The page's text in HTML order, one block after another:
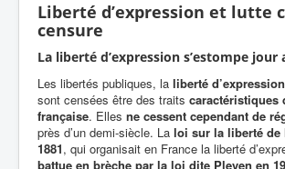
MÉDIAS
ENGLISH / OTHER
Liberté d’expression et lutte
censure
La liberté d’expression s’estompe jour
Les libertés publiques, la liberté d’expression
sont censées être des traits caractéristiques
française. Elles ne cessent cependant de
près d’un demi-siècle. La loi sur la liberté de
1881, qui organisait en France la liberté
battue en brèche par la loi dite Pleven en